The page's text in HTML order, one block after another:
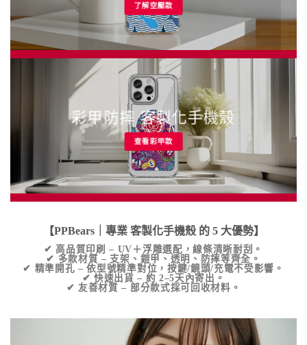
了解空壓款
彩甲防摔 客製化手機殼
查看彩甲款
【PPBears｜專業 客製化手機殼的 5 大優勢】
✔ 高品質印刷 – UV＋浮雕選配，線條清晰耐刮。
✔ 多款材質 – 支架、鎧甲、透明、防摔等齊全。
✔ 精準開孔 – 依型號精準對位，按鍵/鏡頭/充電不受影響。
✔ 快速出貨 – 約 2–5天內寄出。
✔ 友善材質 – 部分款式採可回收材料。